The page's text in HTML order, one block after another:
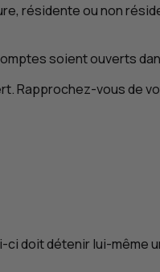
résidente ou non
soient ouverts
Rapprochez-vous de
ci doit détenir lui-même